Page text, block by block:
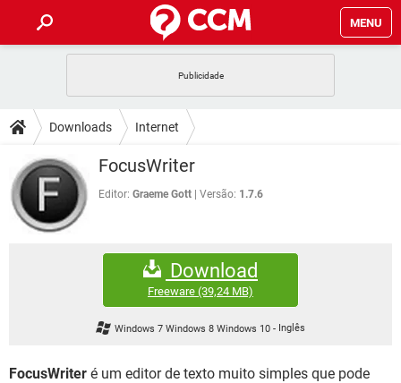
MENU
CELULAR
OUTLOOK
INSTAGRAM GMAIL
GUIA DE COMPRAS
DICAS
JOGOS
CELULAR
OUTLOOK
DOWNLOADS
JOGOS WHATSAPP
CELULAR
EXCEL
GMAIL
FÓRUM
FACEBOOK
EXCEL
GMAIL
WHATSAPP
INSTAGRAM GMAIL
Downloads Internet
FocusWriter
Editor: Graeme Gott Versão: 1.7.6
Download
Freeware (39,24 MB)
Windows 7 Windows 8 Windows 10 - Inglês
FocusWriter é um editor de texto muito simples que pode